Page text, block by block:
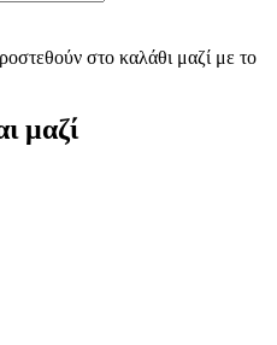
στο καλάθι μαζί με το
μαζί